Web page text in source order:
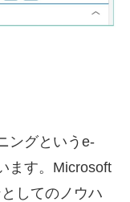
ングというe-
ます。Microsoft
してのノウハ